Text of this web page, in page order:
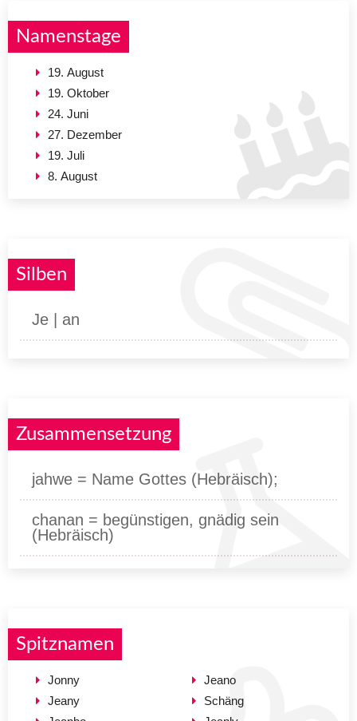
Namenstage
19. August
19. Oktober
24. Juni
27. Dezember
19. Juli
8. August
Silben
Je | an
Zusammensetzung
jahwe = Name Gottes (Hebräisch);
chanan = begünstigen, gnädig sein
(Hebräisch)
Spitznamen
Jonny
Jeany
Jeano
Schäng